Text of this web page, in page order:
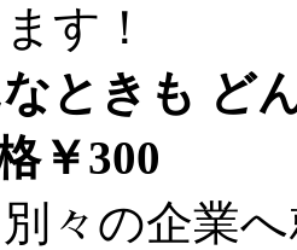
す！
なときも ど
￥300
々の企業